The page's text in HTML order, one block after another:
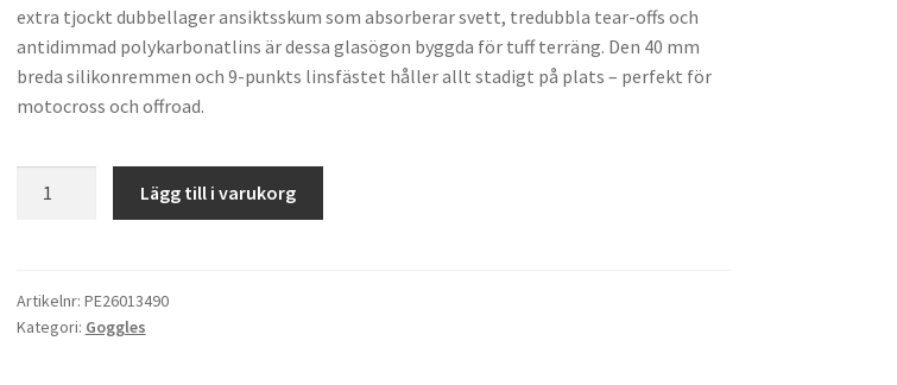
extra tjockt dubbellager ansiktsskum som absorberar svett, tredubbla tear-offs och
antidimmad polykarbonatlins är dessa glasögon byggda för tuff terräng. Den 40 mm
breda silikonremmen och 9-punkts linsfästet håller allt stadigt på plats – perfekt för
motocross och offroad.
Svart/Silver
mängd
Lägg till i varukorg
Artikelnr: PE26013490
Kategori: Goggles